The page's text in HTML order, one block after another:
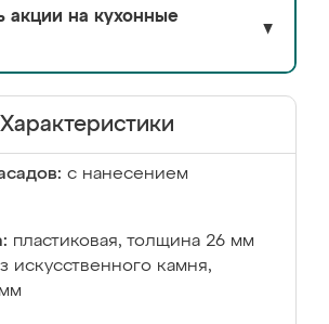
акции на кухонные
▼
Характеристики
с нанесением
пластиковая, толщина 26 мм
искусственного камня,